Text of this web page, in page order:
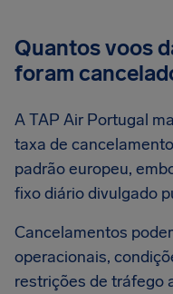
Quantos voos
foram
A TAP Air Portugal
taxa de
padrão europeu,
fixo diário divulgado
Cancelamentos
operacionais,
restrições de tráfego